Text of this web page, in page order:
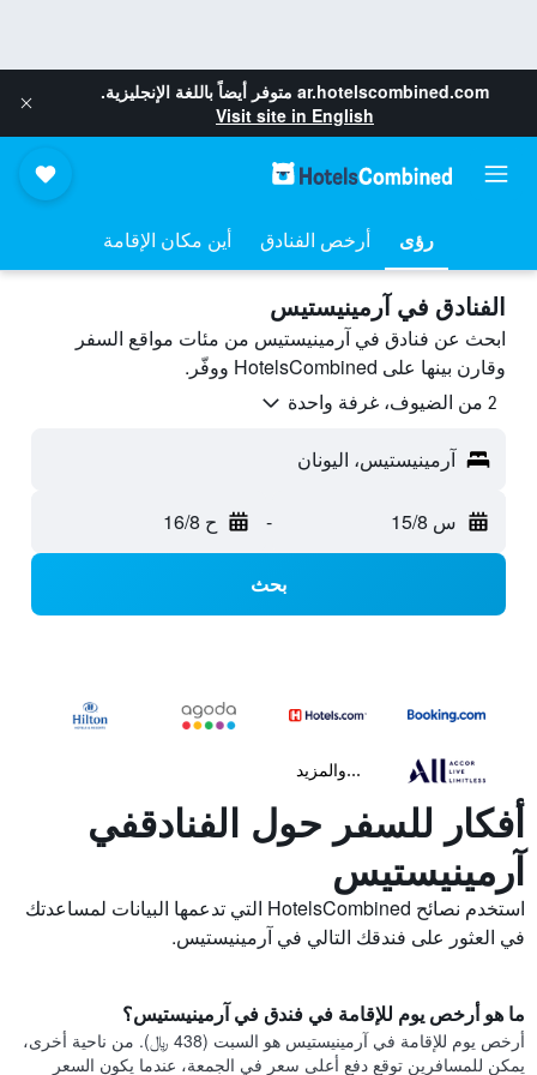
ar.hotelscombined.com متوفر أيضاً باللغة الإنجليزية.
Visit site in English
رؤى أرخص الفنادق أين مكان الإقامة
الفنادق في آرمينيستيس
ابحث عن فنادق في آرمينيستيس من مئات مواقع السفر
وقارن بينها على HotelsCombined ووفّر.
2 من الضيوف، غرفة واحدة
آرمينيستيس، اليونان
س 15/8 - ح 16/8
بحث
...والمزيد
أفكار للسفر حول الفنادقفي
آرمينيستيس
استخدم نصائح HotelsCombined التي تدعمها البيانات لمساعدتك
في العثور على فندقك التالي في آرمينيستيس.
ما هو أرخص يوم للإقامة في فندق في آرمينيستيس؟
أرخص يوم للإقامة في آرمينيستيس هو السبت (438 ﷼). من ناحية أخرى،
يمكن للمسافرين توقع دفع أعلى سعر في الجمعة، عندما يكون السعر